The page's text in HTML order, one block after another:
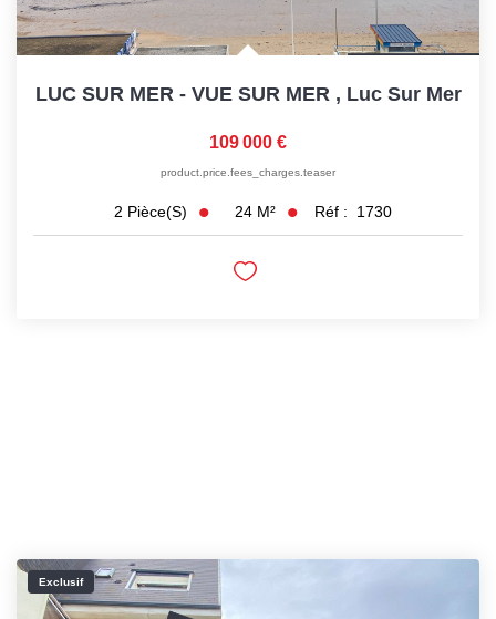
LUC SUR MER - VUE SUR MER , Luc Sur Mer
109 000 €
product.price.fees_charges.teaser
2 Pièce(s) 24 M² Réf : 1730
Exclusif